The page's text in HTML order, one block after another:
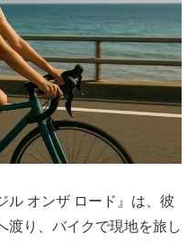
ル オンザ ロード』は、彼
渡り、バイクで現地を旅し